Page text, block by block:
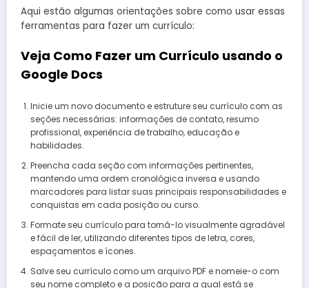
Aqui estão algumas orientações sobre como usar essas
ferramentas para fazer um currículo:
Veja Como Fazer um Currículo usando o
Google Docs
Inicie um novo documento e estruture seu currículo com as
seções necessárias: informações de contato, resumo
profissional, experiência de trabalho, educação e
habilidades.
Preencha cada seção com informações pertinentes,
mantendo uma ordem cronológica inversa e usando
marcadores para listar suas principais responsabilidades e
conquistas em cada posição ou curso.
Formate seu currículo para torná-lo visualmente agradável
e fácil de ler, utilizando diferentes tipos de letra, cores,
espaçamentos e ícones.
Salve seu currículo como um arquivo PDF e nomeie-o com
seu nome completo e a posição para a qual está se